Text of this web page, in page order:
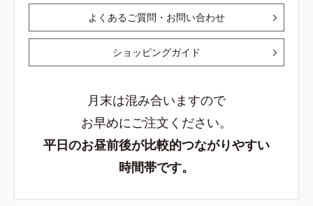
よくあるご質問・お問い合わせ
ショッピングガイド
月末は混み合いますので
お早めにご注文ください。
平日のお昼前後が比較的つながりやすい
時間帯です。